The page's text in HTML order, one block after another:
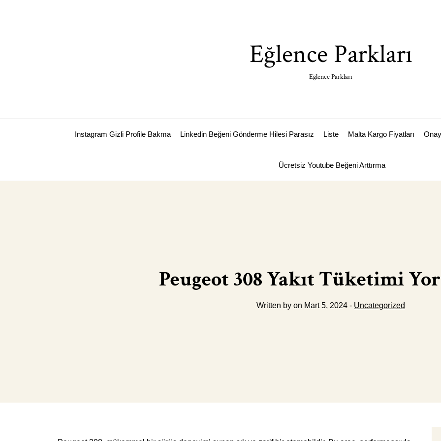
Eğlence Parkları
Eğlence Parkları
Instagram Gizli Profile Bakma Linkedin Beğeni Gönderme Hilesi Parasız Liste Malta Kargo Fiyatları Onay
Ücretsiz Youtube Beğeni Arttırma
Peugeot 308 Yakıt Tüketimi
Written by on Mart 5, 2024 - Uncategorized